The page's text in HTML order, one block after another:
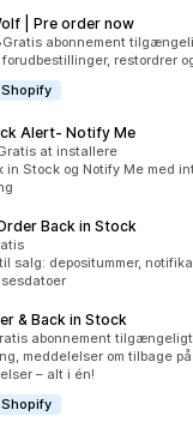
| Pre order now
i alt
Gratis abonnement
restordrer
Alert‑ Notify Me
i altat installere
in Stock og Notify Me med
Back in Stock
i alt
salg: depositummer,
& Back in Stock
i altabonnement tilgængeligt
meddelelser om tilbage
– alt i én!